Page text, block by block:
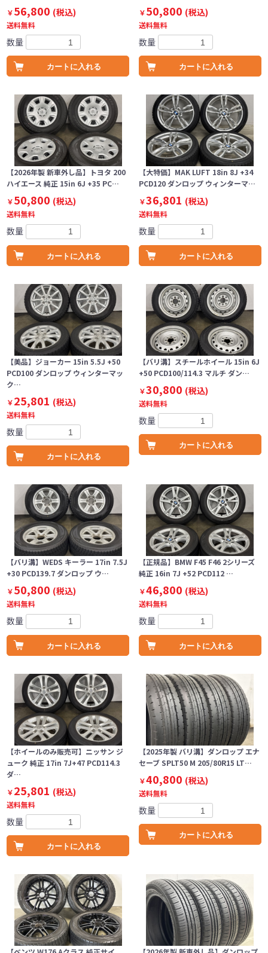
￥56,800 (税込)
送料無料
数量
カートに入れる
￥50,800 (税込)
送料無料
数量
カートに入れる
【2026年製 新車外し品】トヨタ 200
ハイエース 純正 15in 6J +35 PC…
￥50,800 (税込)
送料無料
数量
カートに入れる
【大特価】MAK LUFT 18in 8J +34
PCD120 ダンロップ ウィンターマ…
￥36,801 (税込)
送料無料
数量
カートに入れる
【美品】ジョーカー 15in 5.5J +50
PCD100 ダンロップ ウィンターマッ
ク…
￥25,801 (税込)
送料無料
数量
カートに入れる
【バリ溝】スチールホイール 15in 6J
+50 PCD100/114.3 マルチ ダン…
￥30,800 (税込)
送料無料
数量
カートに入れる
【バリ溝】WEDS キーラー 17in 7.5J
+30 PCD139.7 ダンロップ ウ…
￥50,800 (税込)
送料無料
数量
カートに入れる
【正規品】BMW F45 F46 2シリーズ
純正 16in 7J +52 PCD112 …
￥46,800 (税込)
送料無料
数量
カートに入れる
【ホイールのみ販売可】ニッサン ジ
ューク 純正 17in 7J+47 PCD114.3
ダ…
￥25,801 (税込)
送料無料
数量
カートに入れる
【2025年製 バリ溝】ダンロップ エナ
セーブ SPLT50 M 205/80R15 LT…
￥40,800 (税込)
送料無料
数量
カートに入れる